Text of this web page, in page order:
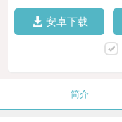
安卓下载
简介